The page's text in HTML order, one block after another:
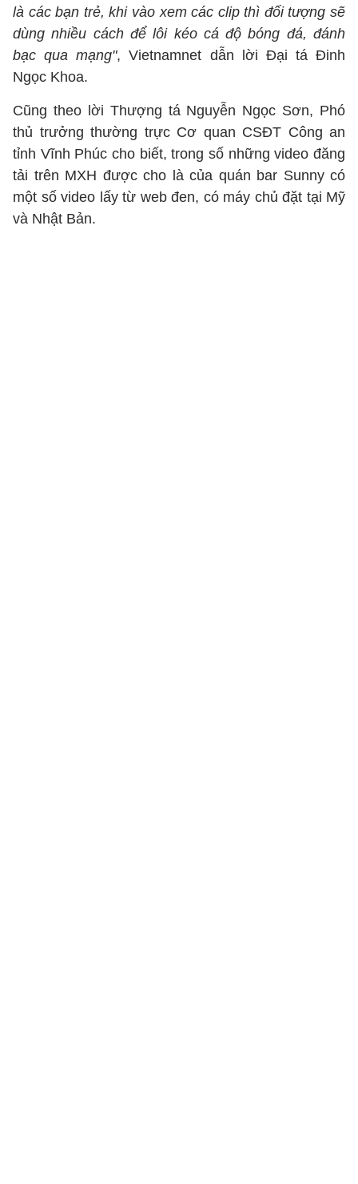
là các bạn trẻ, khi vào xem các clip thì đối tượng sẽ
dùng nhiều cách để lôi kéo cá độ bóng đá, đánh
bạc qua mạng", Vietnamnet dẫn lời Đại tá Đinh
Ngọc Khoa.
Cũng theo lời Thượng tá Nguyễn Ngọc Sơn, Phó
thủ trưởng thường trực Cơ quan CSĐT Công an
tỉnh Vĩnh Phúc cho biết, trong số những video đăng
tải trên MXH được cho là của quán bar Sunny có
một số video lấy từ web đen, có máy chủ đặt tại Mỹ
và Nhật Bản.